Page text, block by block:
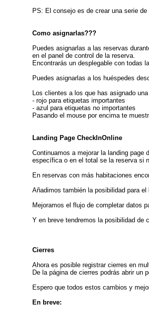
PS: El consejo es de crear una serie
Como asignarlas???
Puedes asignarlas a las reservas
en el panel de control de la reserva.
Encontrarás un desplegable con todas
Puedes asignarlas a los huéspedes
Los clientes a los que has asignado
- rojo para etiquetas importantes
- azul para etiquetas no importantes
Pasando el mouse por encima te
Landing Page CheckInOnline
Continuamos a mejorar la landing
específica o en el total se la reserva si
En reservas con más habitaciones
Añadimos también la posibilidad para
Mejoramos el flujo de completar datos
Y en breve tendremos la posibilidad de
Cierres
Ahora es posible registrar cierres en
De la página de cierres podrás abrir un
Espero que todos estos cambios y
En breve: